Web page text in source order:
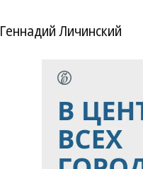
Геннадий Личинский